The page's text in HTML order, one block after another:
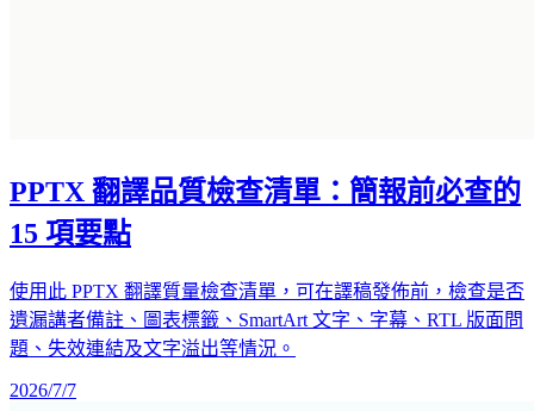
PPTX 翻譯品質檢查清單：簡報前必查的
15 項要點
使用此 PPTX 翻譯質量檢查清單，可在譯稿發佈前，檢查是否
遺漏講者備註、圖表標籤、SmartArt 文字、字幕、RTL 版面問
題、失效連結及文字溢出等情況。
2026/7/7